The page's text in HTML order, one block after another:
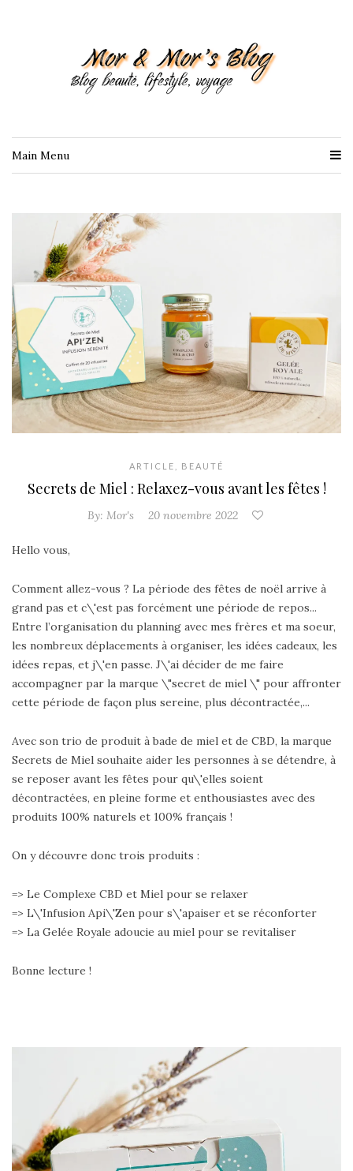
Main Menu
ARTICLE BEAUTÉ
Secrets de Miel : Relaxez-vous avant les fêtes !
By: Mor's 20 novembre 2022
Hello vous,
Comment allez-vous ? La période des fêtes de noël arrive à
grand pas et c\'est pas forcément une période de repos...
Entre l’organisation du planning avec mes frères et ma soeur,
les nombreux déplacements à organiser, les idées cadeaux, les
idées repas, et j\'en passe. J\'ai décider de me faire
accompagner par la marque \"secret de miel \" pour affronter
cette période de façon plus sereine, plus décontractée,...
Avec son trio de produit à bade de miel et de CBD, la marque
Secrets de Miel souhaite aider les personnes à se détendre, à
se reposer avant les fêtes pour qu\'elles soient
décontractées, en pleine forme et enthousiastes avec des
produits 100% naturels et 100% français !
On y découvre donc trois produits :
=> Le Complexe CBD et Miel pour se relaxer
=> L\'Infusion Api\'Zen pour s\'apaiser et se réconforter
=> La Gelée Royale adoucie au miel pour se revitaliser
Bonne lecture !